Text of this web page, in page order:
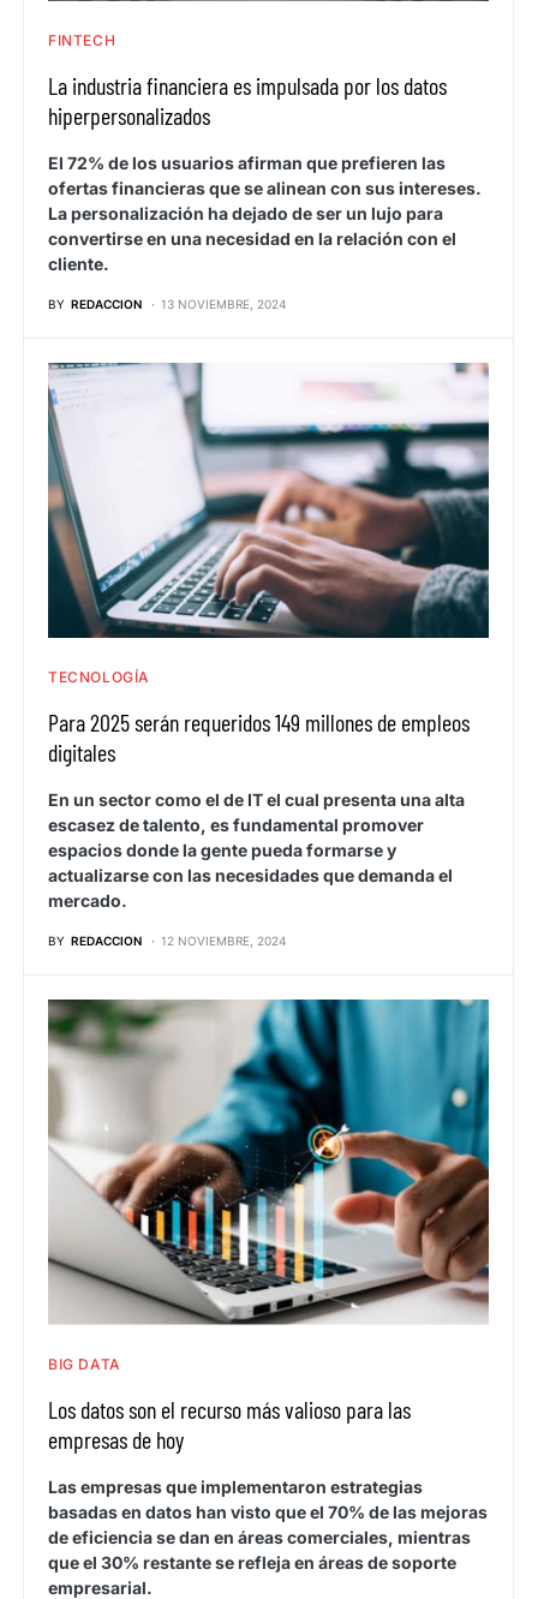
FINTECH
La industria financiera es impulsada por los datos
hiperpersonalizados
El 72% de los usuarios afirman que prefieren las
ofertas financieras que se alinean con sus intereses.
La personalización ha dejado de ser un lujo para
convertirse en una necesidad en la relación con el
cliente.
BY REDACCION 13 NOVIEMBRE, 2024
TECNOLOGÍA
Para 2025 serán requeridos 149 millones de empleos
digitales
En un sector como el de IT el cual presenta una alta
escasez de talento, es fundamental promover
espacios donde la gente pueda formarse y
actualizarse con las necesidades que demanda el
mercado.
BY REDACCION 12 NOVIEMBRE, 2024
BIG DATA
Los datos son el recurso más valioso para las
empresas de hoy
Las empresas que implementaron estrategias
basadas en datos han visto que el 70% de las mejoras
de eficiencia se dan en áreas comerciales, mientras
que el 30% restante se refleja en áreas de soporte
empresarial.